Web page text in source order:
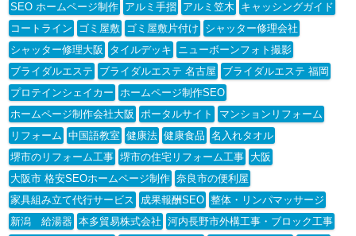
SEO ホームページ制作 アルミ手摺 アルミ笠木
キャッシングガイド
コートライン
ゴミ屋敷 ゴミ屋敷片付け
シャッター修理会社
シャッター修理大阪
タイルデッキ
ニューボーンフォト撮影
ブライダルエステ
ブライダルエステ 名古屋
ブライダルエステ 福岡
プロテインシェイカー
ホームページ制作SEO
ホームページ制作会社大阪
ポータルサイト
マンションリフォーム
リフォーム
中国語教室 健康法 健康食品
名入れタオル
堺市のリフォーム工事 堺市の住宅リフォーム工事 大阪
大阪市 格安SEOホームページ制作 奈良市の便利屋
家具組み立て代行サービス
成果報酬SEO 整体・リンパマッサージ
新潟 給湯器 本多貿易株式会社 河内長野市外構工事・ブロック工事